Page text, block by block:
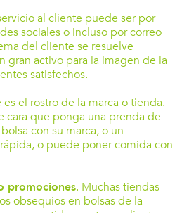
al cliente puede ser por
sociales o incluso por correo
del cliente se resuelve
gran activo para la imagen de la
satisfechos.
el rostro de la marca o tienda.
cara que ponga una prenda de
con su marca, o un
o puede poner comida con
promociones. Muchas tiendas
obsequios en bolsas de la